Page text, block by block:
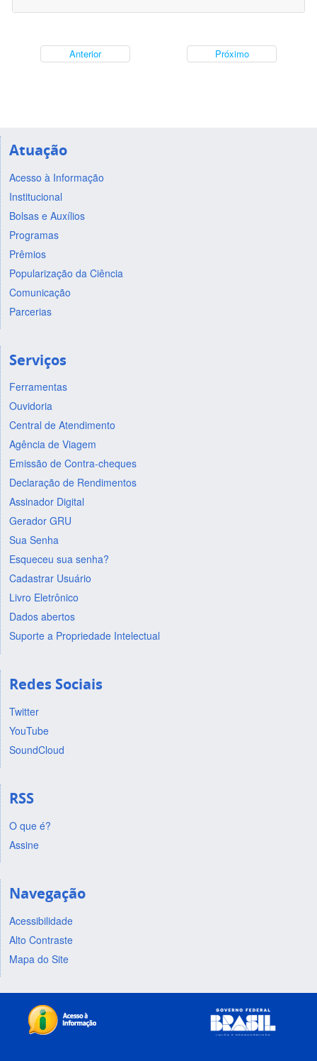
Anterior Próximo
Atuação
Acesso à Informação
Institucional
Bolsas e Auxílios
Programas
Prêmios
Popularização da Ciência
Comunicação
Parcerias
Serviços
Ferramentas
Ouvidoria
Central de Atendimento
Agência de Viagem
Emissão de Contra-cheques
Declaração de Rendimentos
Assinador Digital
Gerador GRU
Sua Senha
Esqueceu sua senha?
Cadastrar Usuário
Livro Eletrônico
Dados abertos
Suporte a Propriedade Intelectual
Redes Sociais
Twitter
YouTube
SoundCloud
RSS
O que é?
Assine
Navegação
Acessibilidade
Alto Contraste
Mapa do Site